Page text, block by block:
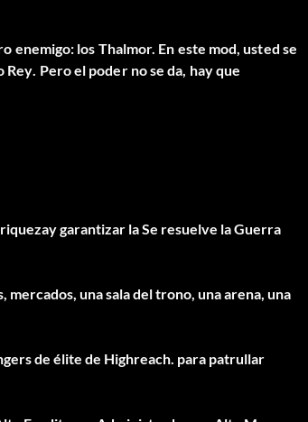
enemigo: los Thalmor. En este mod,usted se
Rey. Pero el poder no se da, hay que
riquezay garantizar laSe resuelve la Guerra
mercados, una sala del trono, una arena, una
de élite de Highreach. para patrullar